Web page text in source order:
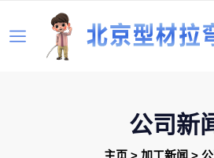
公司新
主页 > 加工新闻 >